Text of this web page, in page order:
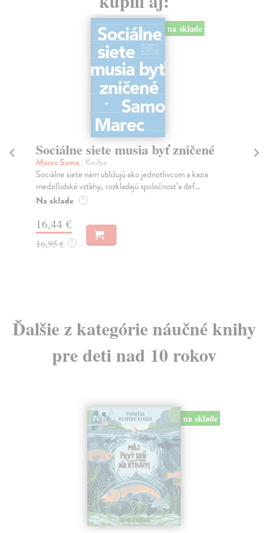
na sklade
Sociálne siete musia byť zničené
Marec Samo| Kniha
Sociálne siete nám ubližujú ako jednotlivcom a kazia
medziľudské vzťahy, rozkladajú spoločnosť a def...
Na sklade ?
16,44 €
16,95 € ?
Ďalšie z kategórie náučné knihy
pre deti nad 10 rokov
na sklade